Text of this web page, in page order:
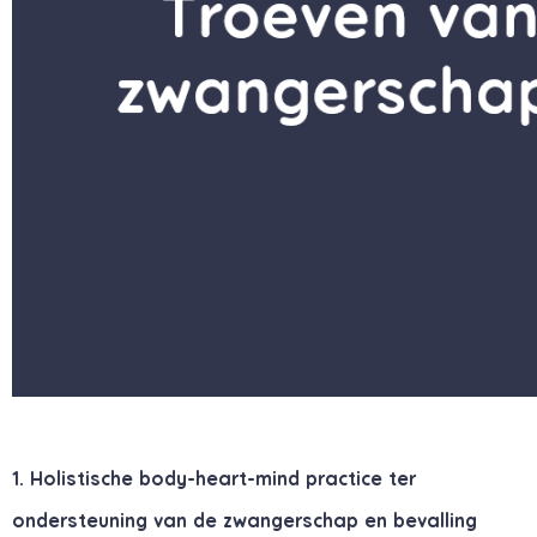
1. Holistische body-heart-mind practice ter
ondersteuning van de zwangerschap en bevalling